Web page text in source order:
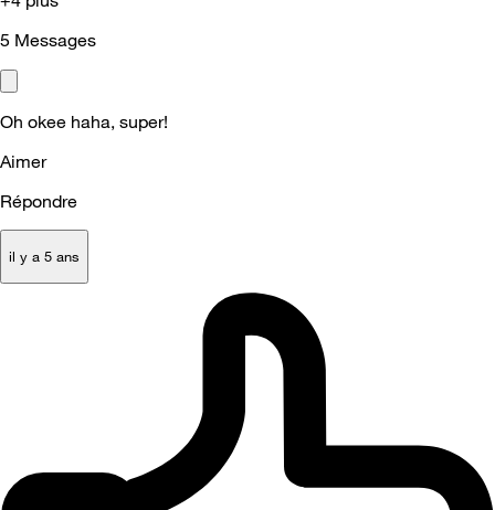
5 Messages
Oh okee haha, super!
Aimer
Répondre
il y a 5 ans